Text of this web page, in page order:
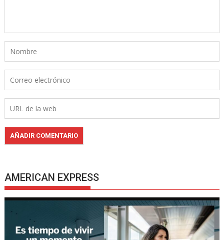
AMERICAN EXPRESS